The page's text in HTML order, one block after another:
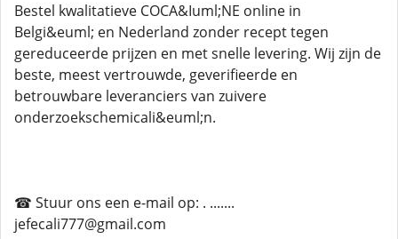
Bestel kwalitatieve COCA&Iuml;NE online in
Belgi&euml; en Nederland zonder recept tegen
gereduceerde prijzen en met snelle levering. Wij zijn de
beste, meest vertrouwde, geverifieerde en
betrouwbare leveranciers van zuivere
onderzoekschemicali&euml;n.
☎ Stuur ons een e-mail op: . .......
jefecali777@gmail.com